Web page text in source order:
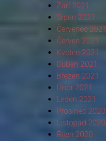
Září 2021
Srpen 2021
Červenec 2021
Červen 2021
Květen 2021
Duben 2021
Březen 2021
Únor 2021
Leden 2021
Prosinec 2020
Listopad 2020
Říjen 2020